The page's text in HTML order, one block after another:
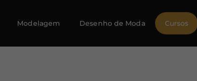
Modelagem Desenho de Moda Cursos